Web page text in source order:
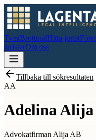
TvistBrottmålHitta jurist
juristerOm oss
Tillbaka till sökresultaten
AA
Adelina Alija
Advokatfirman Alija AB